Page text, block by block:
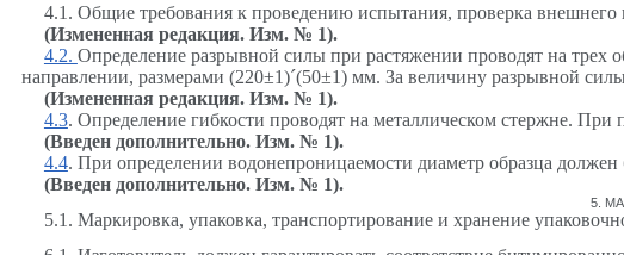
4.1. Общие требования к проведению испытания, проверка
(Измененная редакция. Изм. № 1).
4.2. Определение разрывной силы при растяжении проводят на трех
направлении, размерами (220±1)´(50±1) мм. За величину разрывной
(Измененная редакция. Изм. № 1).
4.3. Определение гибкости проводят на металлическом стержне.
(Введен дополнительно. Изм. № 1).
4.4. При определении водонепроницаемости диаметр образца
(Введен дополнительно. Изм. № 1).
5.
5.1. Маркировка, упаковка, транспортирование и хранение